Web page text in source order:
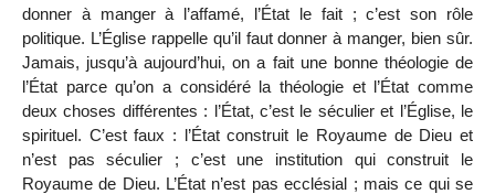
donner à manger à l’affamé, l’État le fait ; c’est son rôle
politique. L’Église rappelle qu’il faut donner à manger, bien sûr.
Jamais, jusqu’à aujourd’hui, on a fait une bonne théologie de
l’État parce qu’on a considéré la théologie et l’État comme
deux choses différentes : l’État, c’est le séculier et l’Église, le
spirituel. C’est faux : l’État construit le Royaume de Dieu et
n’est pas séculier ; c’est une institution qui construit le
Royaume de Dieu. L’État n’est pas ecclésial ; mais ce qui se